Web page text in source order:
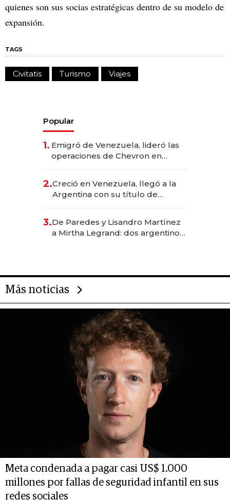
quienes son sus socias estratégicas dentro de su modelo de
expansión.
TAGS
Civitatis Turismo Viajes
Popular
1. Emigró de Venezuela, lideró las
operaciones de Chevron en
2.Creció en Venezuela, llegó a la
Argentina con su título de
las marcas "fast premium"
3.De Paredes y Lisandro Martínez
a Mirtha Legrand: dos argentinos
Más noticias
Meta condenada a pagar casi US$ 1.000
millones por fallas de seguridad infantil en sus
redes sociales